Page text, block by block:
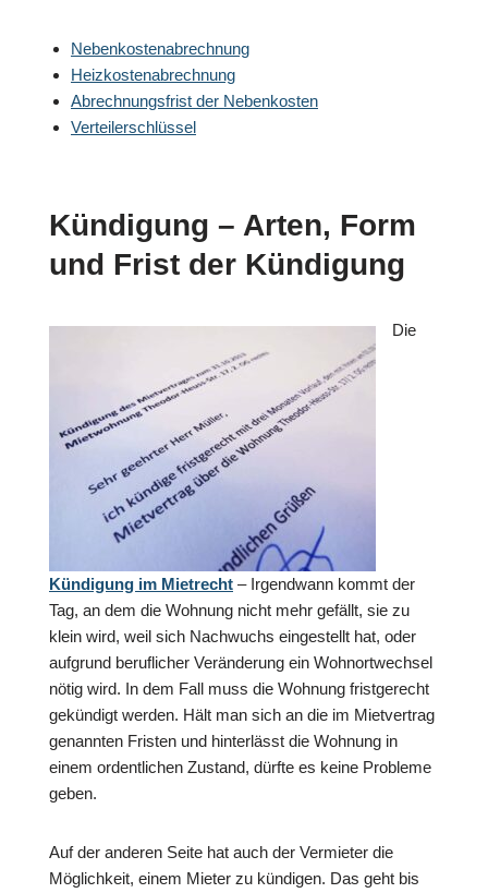
Nebenkostenabrechnung
Heizkostenabrechnung
Abrechnungsfrist der Nebenkosten
Verteilerschlüssel
Kündigung – Arten, Form
und Frist der Kündigung
Die
Kündigung im Mietrecht – Irgendwann kommt der
Tag, an dem die Wohnung nicht mehr gefällt, sie zu
klein wird, weil sich Nachwuchs eingestellt hat, oder
aufgrund beruflicher Veränderung ein Wohnortwechsel
nötig wird. In dem Fall muss die Wohnung fristgerecht
gekündigt werden. Hält man sich an die im Mietvertrag
genannten Fristen und hinterlässt die Wohnung in
einem ordentlichen Zustand, dürfte es keine Probleme
geben.
Auf der anderen Seite hat auch der Vermieter die
Möglichkeit, einem Mieter zu kündigen. Das geht bis